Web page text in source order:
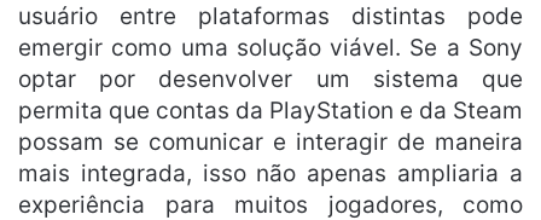
usuário entre plataformas distintas pode
emergir como uma solução viável. Se a Sony
optar por desenvolver um sistema que
permita que contas da PlayStation e da Steam
possam se comunicar e interagir de maneira
mais integrada, isso não apenas ampliaria a
experiência para muitos jogadores, como